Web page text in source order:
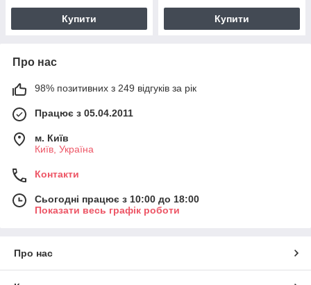
Купити Купити
Про нас
98% позитивних з 249 відгуків за рік
Працює з 05.04.2011
м. Київ
Київ, Україна
Контакти
Сьогодні працює з 10:00 до 18:00
Показати весь графік роботи
Про нас